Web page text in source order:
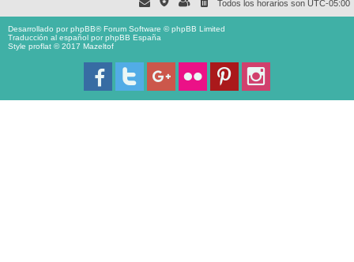
Todos los horarios son UTC-05:00
Desarrollado porphpBB® Forum Software © phpBB Limited
Traducción al español porphpBB España
Style proflat © 2017 Mazeltof